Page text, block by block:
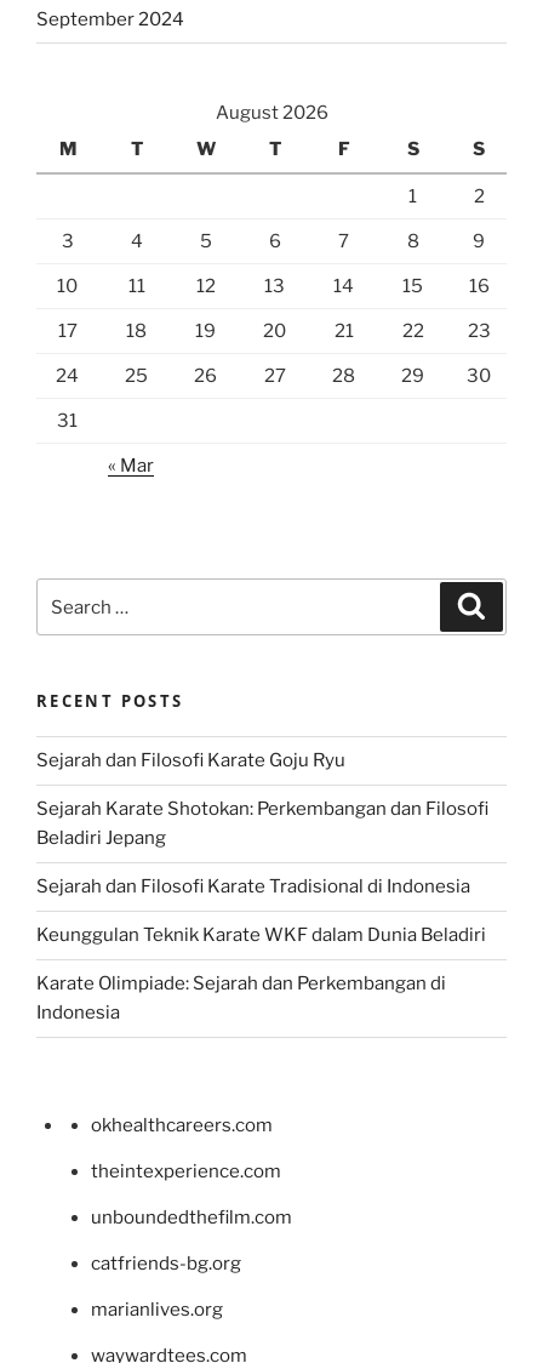
September 2024
August 2026
M
T W T F S S
1 2
3 4 5 6 7 8 9
10 11 12 13 14 15 16
17 18 19 20 21 22 23
24 25 26 27 28 29 30
31
« Mar
for:
RECENT POSTS
Sejarah dan Filosofi Karate Goju Ryu
Sejarah Karate Shotokan: Perkembangan dan Filosofi
Beladiri Jepang
Sejarah dan Filosofi Karate Tradisional di Indonesia
Keunggulan Teknik Karate WKF dalam Dunia Beladiri
Karate Olimpiade: Sejarah dan Perkembangan di
Indonesia
okhealthcareers.com
theintexperience.com
unboundedthefilm.com
catfriends-bg.org
marianlives.org
waywardtees.com